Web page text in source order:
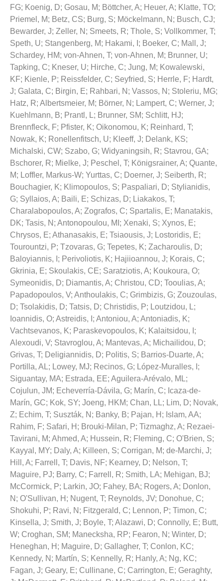
FG; Koenig, D; Gosau, M; Böttcher, A; Heuer, A; Klatte, TO;
Priemel, M; Betz, CS; Burg, S; Möckelmann, N ; Busch, CJ;
Bewarder, J; Zeller, N ; Smeets, R; Thole, S; Vollkommer, T;
Speth, U; Stangenberg, M; Hakami, I ; Boeker, C; Mall, J;
Schardey, HM; von-Ahnen, T; von-Ahnen, M; Brunner, U;
Tapking, C; Kneser, U; Hirche, C; Jung, M; Kowalewski,
KF; Kienle, P; Reissfelder, C; Seyfried, S; Herrle, F; Hardt,
J; Galata, C; Birgin, E; Rahbari, N ; Vassos, N ; Stoleriu, MG;
Hatz, R; Albertsmeier, M; Börner, N ; Lampert, C; Werner, J;
Kuehlmann, B; Prantl, L; Brunner, SM; Schlitt, HJ;
Brennfleck, F; Pfister, K; Oikonomou, K; Reinhard, T;
Nowak, K; Ronellenfitsch, U; Kleeff, J; Delank, KS;
Michalski, CW; Szabo, G; Widyaningsih, R; Stavrou, GA;
Bschorer, R; Mielke, J; Peschel, T; Königsrainer, A; Quante,
M; Loffler, Markus-W; Yurttas, C; Doerner, J; Seiberth, R;
Bouchagier, K; Klimopoulos, S; Paspaliari, D; Stylianidis,
G; Syllaios, A; Baili, E; Schizas, D; Liakakos, T;
Charalabopoulos, A; Zografos, C; Spartalis, E; Manatakis,
DK; Tasis, N ; Antonopoulou, MI ; Xenaki, S; Xynos, E;
Chrysos, E; Athanasakis, E; Tsiaousis, J; Lostoridis, E;
Tourountzi, P; Tzovaras, G; Tepetes, K; Zacharoulis, D;
Baloyiannis, I ; Perivoliotis, K; Hajiioannou, J; Korais, C;
Gkrinia, E; Skoulakis, CE; Saratziotis, A; Koukoura, O;
Symeonidis, D; Diamantis, A; Christou, CD; Tooulias, A;
Papadopoulos, V; Anthoulakis, C; Grimbizis, G; Zouzoulas,
D; Tsolakidis, D; Tatsis, D; Christidis, P; Loutzidou, L;
Ioannidis, O; Astreidis, I ; Antoniou, A; Antoniadis, K;
Vachtsevanos, K; Paraskevopoulos, K; Kalaitsidou, I ;
Alexoudi, V; Stavroglou, A; Mantevas, A; Michailidou, D;
Grivas, T; Deligiannidis, D; Politis, S; Barrios-Duarte, A;
Portilla, AL; Lowey, MJ; Recinos, G; López-Muralles, I ;
Siguantay, MA; Estrada, EE; Aguilera-Arévalo, ML;
Cojulun, JM; Echeverría-Dávila, G; Marín, C; Icaza-de-
Marín, GC; Kok, SY; Joeng, HKM; Chan, LL; Lim, D; Novak,
Z; Echim, T; Suszták, N ; Banky, B; Pajan, H ; Islam, AA;
Rahim, F; Safari, H ; Brouki-Milan, P; Tizmaghz, A; Rezaei-
Tavirani, M; Ahmed, A; Hussein, R; Fleming, C; O'Brien, S;
Kayyal, MY; Daly, A; Killeen, S; Corrigan, M; de-Marchi, J;
Hill, A; Farrell, T; Davis, NF; Kearney, D; Nelson, T;
Maguire, PJ; Barry, C; Farrell, R; Smith, LA; Mehigan, BJ;
McCormick, P; Larkin, JO; Fahey, BA; Rogers, A; Donlon,
N ; O'Sullivan, H ; Nugent, T; Reynolds, JV; Donohue, C;
Shokuhi, P; Ravi, N ; Fitzgerald, C; Lennon, P; Timon, C;
Kinsella, J; Smith, J; Boyle, T; Alazawi, D; Connolly, E; Butt,
W; Croghan, SM; Manecksha, RP; Fearon, N ; Winter, D;
Heneghan, H ; Maguire, D; Gallagher, T; Conlon, KC;
Kennedy, N ; Martín, S; Kennelly, R; Hanly, A; Ng, KC;
Fagan, J; Geary, E; Cullinane, C; Carrington, E; Geraghty,